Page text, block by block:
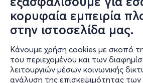
κορυφαία εμπειρία
στην ιστοσελίδα μας.
Κάνουμε χρήση cookies με σκοπό
του περιεχομένου και των
λειτουργιών μέσων κοινωνικής
ανάλυση της επισκεψιμότητας των
Δείτε online
Εισιτήρια